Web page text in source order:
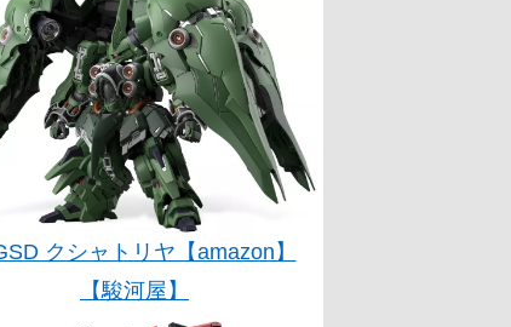
クシャトリヤ【amazon】
【駿河屋】